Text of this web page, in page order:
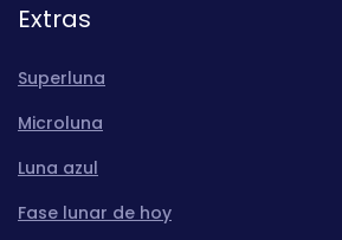
Extras
Superluna
Microluna
Luna azul
Fase lunar de hoy